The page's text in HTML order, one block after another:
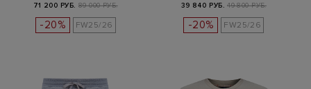
71 200 РУБ. 89 000 РУБ.
-20% FW25/26
39 840 РУБ. 49 800 РУБ.
-20% FW25/26